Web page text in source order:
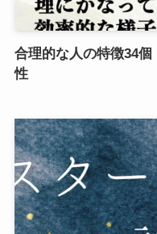
合理的な人の特徴34
性